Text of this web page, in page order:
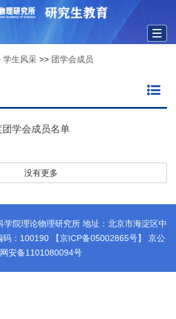
学生风采 >> 团学会成员
学会成员名单
没有更多
学院理论物理研究所 地址：北京市海淀区中
：100190 【京ICP备05002865号】 京公
网安备1101080094号